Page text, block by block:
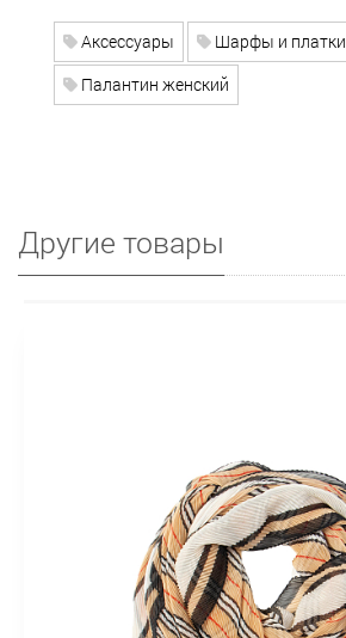
Аксессуары
Шарфы и платки
Палантин женский
Другие товары